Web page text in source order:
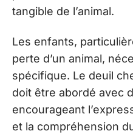
tangible de l’animal.
Les enfants,
perte d’un animal,
spécifique. Le deuil
doit être abordé avec
encourageant
et la compréhension